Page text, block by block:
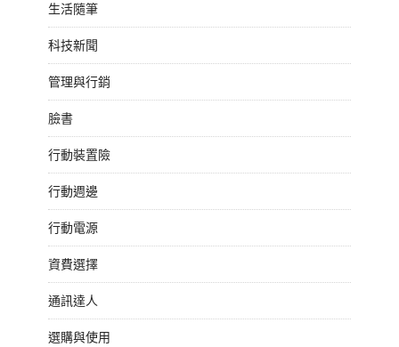
生活隨筆
科技新聞
管理與行銷
臉書
行動裝置險
行動週邊
行動電源
資費選擇
通訊達人
選購與使用